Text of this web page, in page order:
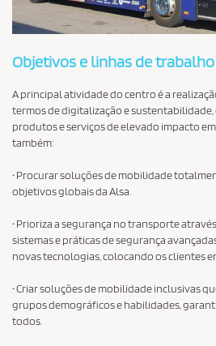
Objetivos e linhas de trabalho
A principal atividade do centro é a
termos de digitalização e
produtos e serviços de elevado impacto
também:
·Procurar soluções de mobilidade
objetivos globais da Alsa.
·Prioriza a segurança no transporte
sistemas e práticas de segurança
novas tecnologias, colocando os clientes
·Criar soluções de mobilidade inclusivas
grupos demográficos e habilidades,
todos.